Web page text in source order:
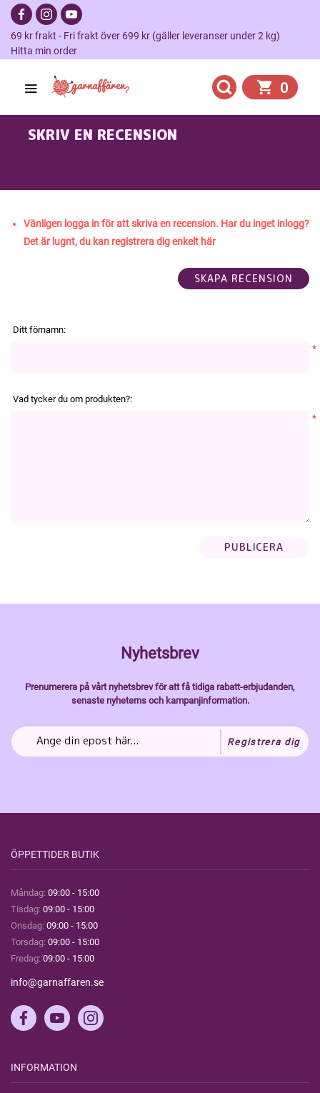
69 kr frakt - Fri frakt över 699 kr (gäller leveranser under 2 kg)
Hitta min order
0
SKRIV EN RECENSION
Vänligen logga in för att skriva en recension. Har du inget inlogg?
Det är lugnt, du kan registrera dig enkelt här
Ditt förnamn:
*
Vad tycker du om produkten?:
*
Nyhetsbrev
Prenumerera på vårt nyhetsbrev för att få tidiga rabatt-erbjudanden,
senaste nyheterns och kampanjinformation.
Registrera dig
ÖPPETTIDER BUTIK
Måndag: 09:00 - 15:00
Tisdag: 09:00 - 15:00
Onsdag: 09:00 - 15:00
Torsdag: 09:00 - 15:00
Fredag: 09:00 - 15:00
info@garnaffaren.se
INFORMATION